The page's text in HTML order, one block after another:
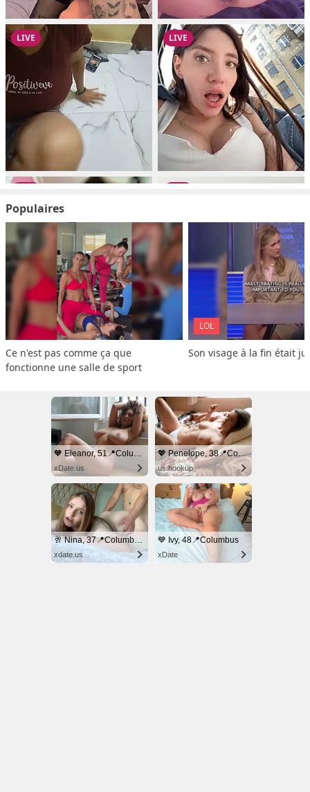
Populaires
Ce n'est pas comme ça que
fonctionne une salle de sport
LOL
Son visage à la fin était